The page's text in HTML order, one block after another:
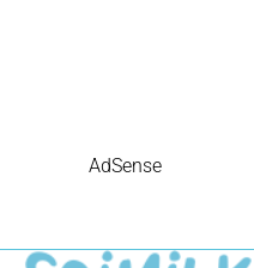
AdSense